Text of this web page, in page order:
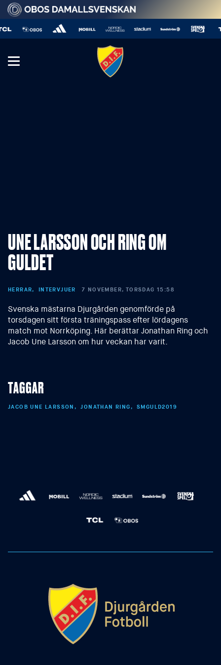
UNE LARSSON OCH RING OM
GULDET
HERRAR INTERVJUER 7 NOVEMBER, TORSDAG 15:58
Svenska mästarna Djurgården genomförde på
torsdagen sitt första träningspass efter lördagens
match mot Norrköping. Här berättar Jonathan Ring och
Jacob Une Larsson om hur veckan har varit.
TAGGAR
JACOB UNE LARSSON JONATHAN RING SMGULD2019